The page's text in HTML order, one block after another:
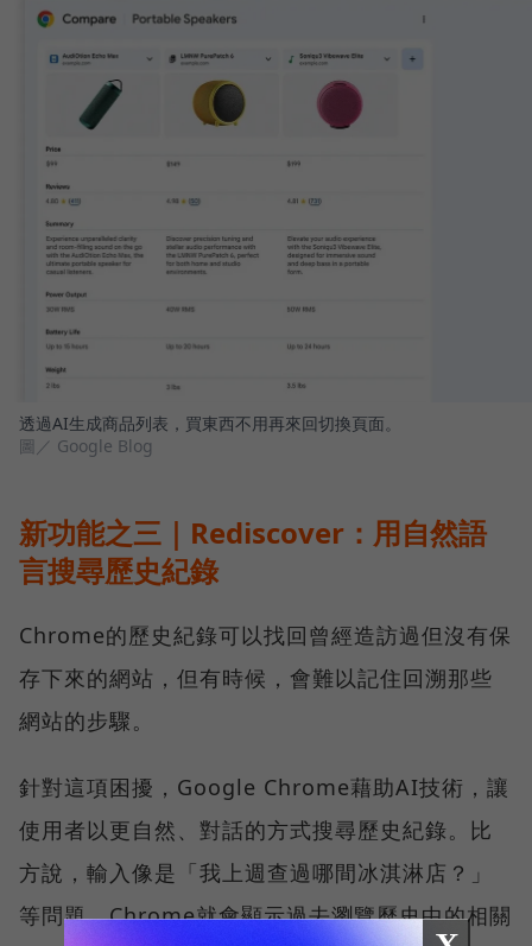
透過AI生成商品列表，買東西不用再來回切換頁面。
圖／ Google Blog
新功能之三｜Rediscover：用自然語
言搜尋歷史紀錄
Chrome的歷史紀錄可以找回曾經造訪過但沒有保
存下來的網站，但有時候，會難以記住回溯那些
網站的步驟。
針對這項困擾，Google Chrome藉助AI技術，讓
使用者以更自然、對話的方式搜尋歷史紀錄。比
方說，輸入像是「我上週查過哪間冰淇淋店？」
等問題，Chrome就會顯示過去瀏覽歷史中的相關